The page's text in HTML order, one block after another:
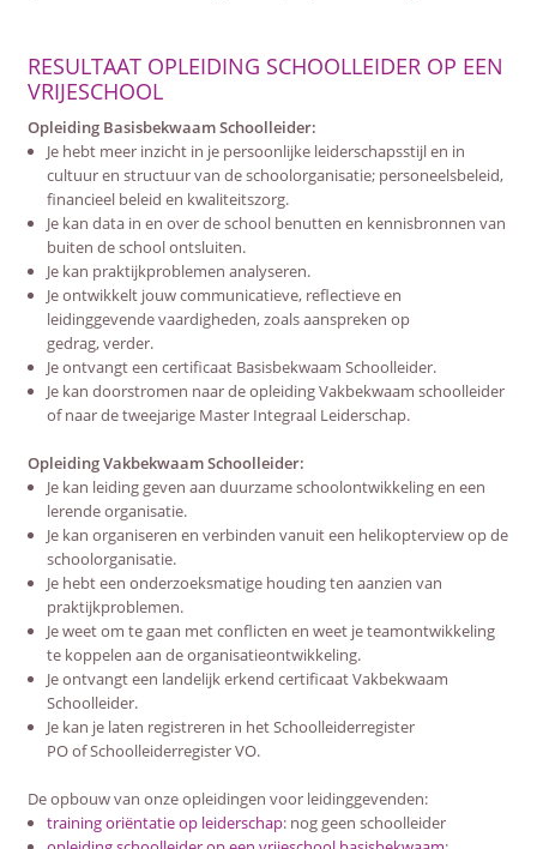
RESULTAAT OPLEIDING SCHOOLLEIDER OP EEN
VRIJESCHOOL
Opleiding Basisbekwaam Schoolleider:
Je hebt meer inzicht in je persoonlijke leiderschapsstijl en in
cultuur en structuur van de schoolorganisatie; personeelsbeleid,
financieel beleid en kwaliteitszorg.
Je kan data in en over de school benutten en kennisbronnen van
buiten de school ontsluiten.
Je kan praktijkproblemen analyseren.
Je ontwikkelt jouw communicatieve, reflectieve en
leidinggevende vaardigheden, zoals aanspreken op
gedrag, verder.
Je ontvangt een certificaat Basisbekwaam Schoolleider.
Je kan doorstromen naar de opleiding Vakbekwaam schoolleider
of naar de tweejarige Master Integraal Leiderschap.
Opleiding Vakbekwaam Schoolleider:
Je kan leiding geven aan duurzame schoolontwikkeling en een
lerende organisatie.
Je kan organiseren en verbinden vanuit een helikopterview op de
schoolorganisatie.
Je hebt een onderzoeksmatige houding ten aanzien van
praktijkproblemen.
Je weet om te gaan met conflicten en weet je teamontwikkeling
te koppelen aan de organisatieontwikkeling.
Je ontvangt een landelijk erkend certificaat Vakbekwaam
Schoolleider.
Je kan je laten registreren in het Schoolleiderregister
PO of Schoolleiderregister VO.
De opbouw van onze opleidingen voor leidinggevenden:
training oriëntatie op leiderschap: nog geen schoolleider